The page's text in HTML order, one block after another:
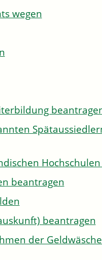
wegen
beantragen
beantragen
der